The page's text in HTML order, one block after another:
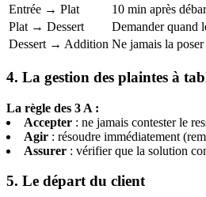
Entrée → Plat
10 min après
Plat → Dessert
Demander quand
Dessert → Addition Ne jamais la
4. La gestion des plaintes à
La règle des 3 A :
Accepter : ne jamais contester le
Agir : résoudre immédiatement
Assurer : vérifier que la solution
5. Le départ du client